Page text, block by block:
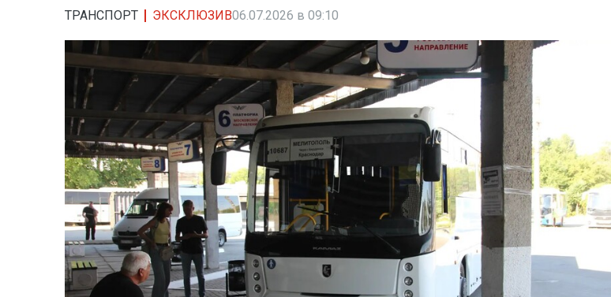
ТРАНСПОРТ ЭКСКЛЮЗИВ06.07.2026 в 09:10